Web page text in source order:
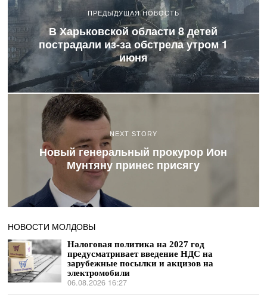
ПРЕДЫДУЩАЯ НОВОСТЬ
В Харьковской области 8 детей
пострадали из-за обстрела утром 1
июня
NEXT STORY
Новый генеральный прокурор Ион
Мунтяну принес присягу
НОВОСТИ МОЛДОВЫ
Налоговая политика на 2027 год
предусматривает введение НДС на
зарубежные посылки и акцизов на
электромобили
06.08.2026 16:27